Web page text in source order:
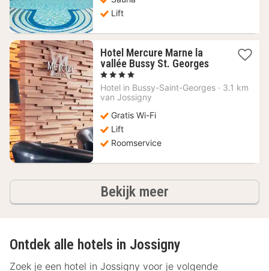
Lift
Hotel Mercure Marne la
vallée Bussy St. Georges1
vanaf
, 4 Sterren
Hotel in Bussy-Saint-Georges · 3.1 km
van Jossigny
Gratis Wi-Fi
Lift
Roomservice
Bekijk meerhotels
Ontdek alle hotels in Jossigny
Zoek je een hotel in Jossigny voor je volgende